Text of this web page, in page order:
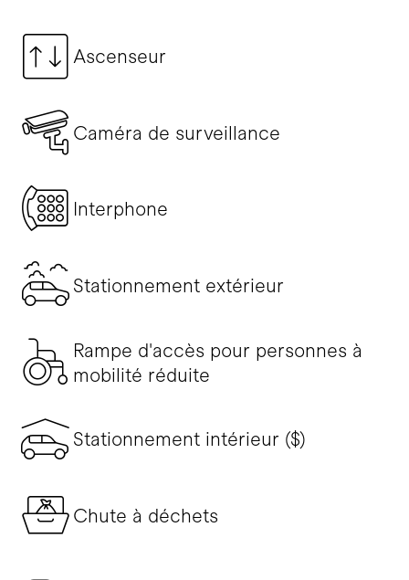
Ascenseur
Caméra de surveillance
Interphone
Stationnement extérieur
Rampe d'accès pour personnes à
mobilité réduite
Stationnement intérieur ($)
Chute à déchets